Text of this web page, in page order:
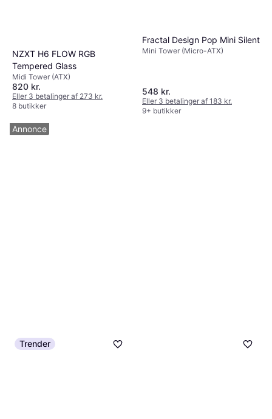
NZXT H6 FLOW RGB
Tempered Glass
Midi Tower (ATX)
820 kr.
Eller 3 betalinger af 273 kr.
8 butikker
Fractal Design Pop Mini Silent
Mini Tower (Micro-ATX)
548 kr.
Eller 3 betalinger af 183 kr.
9+ butikker
Trender
Annonce